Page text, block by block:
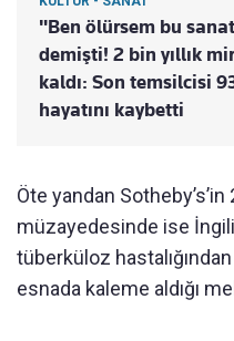
"Ben ölürsem bu
demişti! 2 bin yıllık
kaldı: Son temsilcisi
hayatını kaybetti
Öte yandan Sotheby’s’in
müzayedesinde ise
tüberküloz
esnada kaleme aldığı